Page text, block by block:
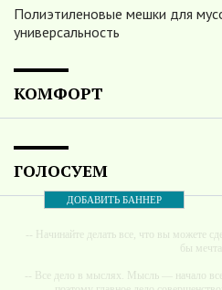
Полиэтиленовые мешки для
универсальность
КОМФОРТ
ГОЛОСУЕМ
ДОБАВИТЬ БАННЕР
-- Начинайте делать все, что вы можете
бы
-- Все дело в мыслях. Мысль — начало